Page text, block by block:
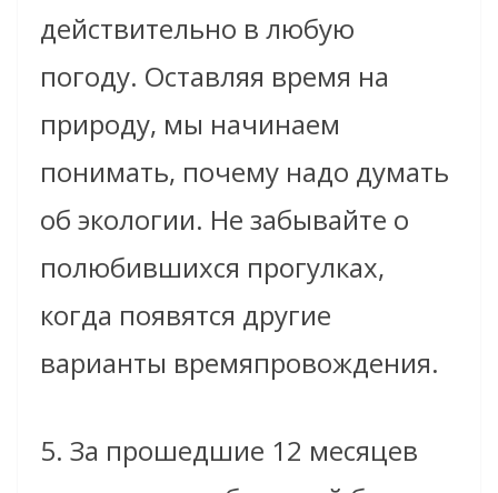
действительно в любую
погоду. Оставляя время на
природу, мы начинаем
понимать, почему надо думать
об экологии. Не забывайте о
полюбившихся прогулках,
когда появятся другие
варианты времяпровождения.
5. За прошедшие 12 месяцев